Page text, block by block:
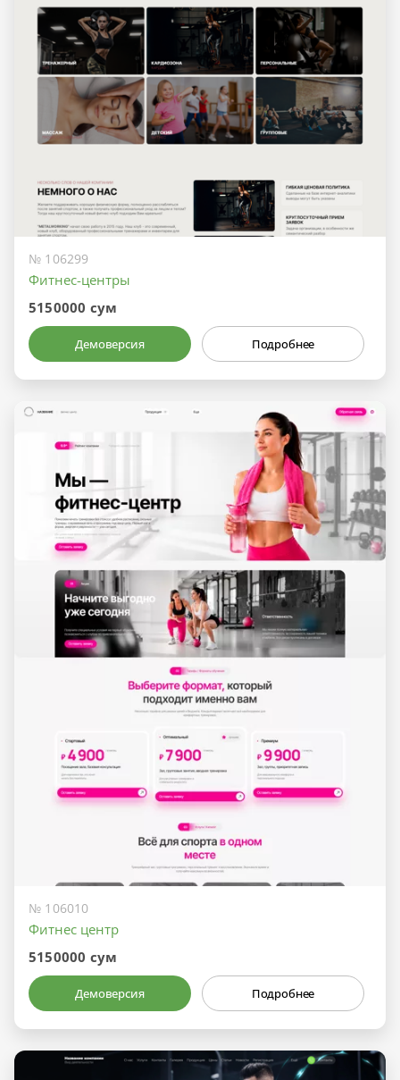
№ 106299
Фитнес-центры
5150000 сум
Демоверсия Подробнее
№ 106010
Фитнес центр
5150000 сум
Демоверсия Подробнее